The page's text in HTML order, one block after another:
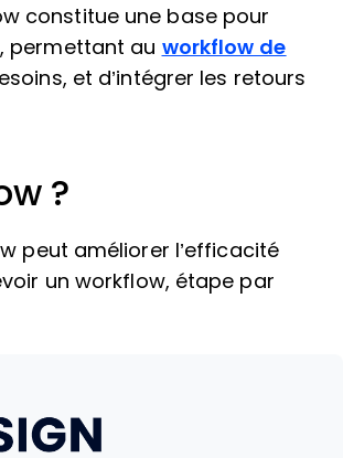
constitue une base pour
permettant au workflow de
et d’intégrer les retours
?
peut améliorer l’efficacité
un workflow, étape par